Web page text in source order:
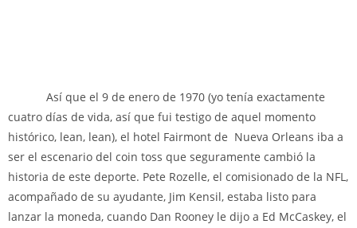
Así que el 9 de enero de 1970 (yo tenía exactamente
cuatro días de vida, así que fui testigo de aquel momento
histórico, lean, lean), el hotel Fairmont de Nueva Orleans iba a
ser el escenario del coin toss que seguramente cambió la
historia de este deporte. Pete Rozelle, el comisionado de la NFL,
acompañado de su ayudante, Jim Kensil, estaba listo para
lanzar la moneda, cuando Dan Rooney le dijo a Ed McCaskey, el